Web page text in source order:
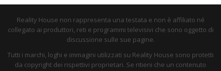
Reality House non rappresenta una testata e non è affiliato né
collegato ai produttori, reti e programmi televisivi che sono oggetto di
discussione sulle sue pagine.
Tutti i marchi, loghi e immagini utilizzati su Reality House sono protetti
da copyright dei rispettivi proprietari. Se ritieni che un contenuto